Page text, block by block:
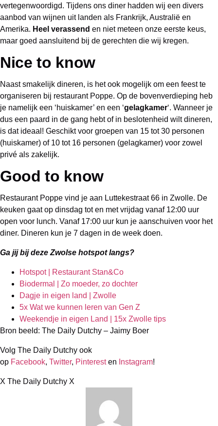
vertegenwoordigd. Tijdens ons diner hadden wij een divers
aanbod van wijnen uit landen als Frankrijk, Australië en
Amerika. Heel verassend en niet meteen onze eerste keus,
maar goed aansluitend bij de gerechten die wij kregen.
Nice to know
Naast smakelijk dineren, is het ook mogelijk om een feest te
organiseren bij restaurant Poppe. Op de bovenverdieping heb
je namelijk een ‘huiskamer’ en een ‘gelagkamer‘. Wanneer je
dus een paard in de gang hebt of in beslotenheid wilt dineren,
is dat ideaal! Geschikt voor groepen van 15 tot 30 personen
(huiskamer) of 10 tot 16 personen (gelagkamer) voor zowel
privé als zakelijk.
Good to know
Restaurant Poppe vind je aan Luttekestraat 66 in Zwolle. De
keuken gaat op dinsdag tot en met vrijdag vanaf 12:00 uur
open voor lunch. Vanaf 17:00 uur kun je aanschuiven voor het
diner. Dineren kun je 7 dagen in de week doen.
Ga jij bij deze Zwolse hotspot langs?
Hotspot | Restaurant Stan&Co
Biodermal | Zo moeder, zo dochter
Dagje in eigen land | Zwolle
5x Wat we kunnen leren van Gen Z
Weekendje in eigen Land | 15x Zwolle tips
Bron beeld: The Daily Dutchy – Jaimy Boer
Volg The Daily Dutchy ook
op Facebook, Twitter, Pinteresten Instagram!
X The Daily Dutchy X